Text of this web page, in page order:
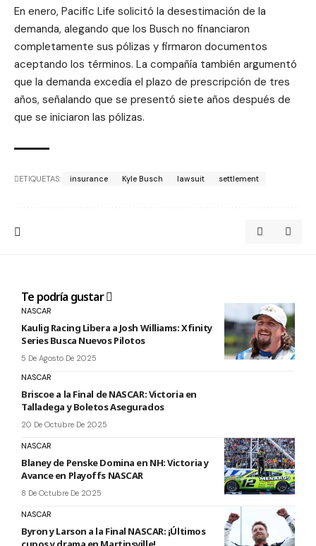
En enero, Pacific Life solicitó la desestimación de la
demanda, alegando que los Busch no financiaron
completamente sus pólizas y firmaron documentos
aceptando los términos. La compañía también argumentó
que la demanda excedía el plazo de prescripción de tres
años, señalando que se presentó siete años después de
que se iniciaron las pólizas.
ETIQUETAS: insurance Kyle Busch lawsuit settlement
Te podría gustar
NASCAR
Kaulig Racing Libera a Josh Williams: Xfinity
Series Busca Nuevos Pilotos
5 De Agosto De 2025
NASCAR
Briscoe a la Final de NASCAR: Victoria en
Talladega y Boletos Asegurados
20 De Octubre De 2025
NASCAR
Blaney de Penske Domina en NH: Victoria y
Avance en Playoffs NASCAR
8 De Octubre De 2025
NASCAR
Byron y Larson a la Final NASCAR: ¡Últimos